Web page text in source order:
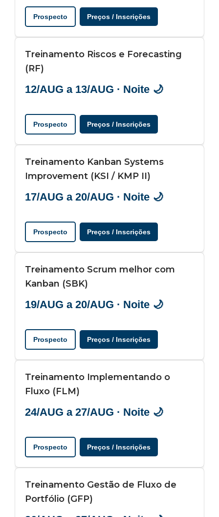
Prospecto Preços / Inscrições
Treinamento Riscos e Forecasting
(RF)
12/AUG a 13/AUG · Noite 🌙
Prospecto Preços / Inscrições
Treinamento Kanban Systems
Improvement (KSI / KMP II)
17/AUG a 20/AUG · Noite 🌙
Prospecto Preços / Inscrições
Treinamento Scrum melhor com
Kanban (SBK)
19/AUG a 20/AUG · Noite 🌙
Prospecto Preços / Inscrições
Treinamento Implementando o
Fluxo (FLM)
24/AUG a 27/AUG · Noite 🌙
Prospecto Preços / Inscrições
Treinamento Gestão de Fluxo de
Portfólio (GFP)